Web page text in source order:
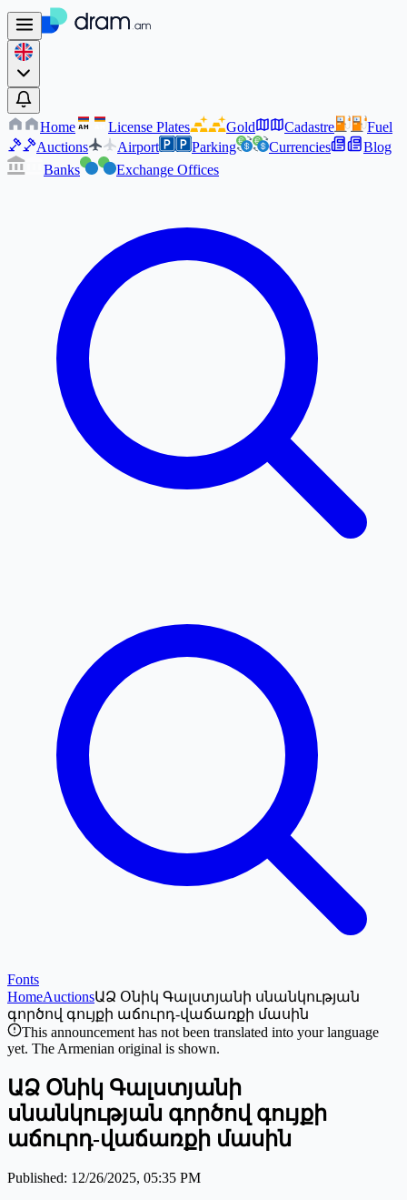
Home AM License Plates Gold Cadastre
Fuel
Auctions
Airport Parking Currencies
Blog
Banks
Exchange Offices
Fonts
HomeAuctionsԱՁ Օնիկ Գալստյանի սնանկության
գործով գույքի աճուրդ-վաճառքի մասին
This announcement has not been translated into your language
yet. The Armenian original is shown.
ԱՁ Օնիկ Գալստյանի
սնանկության գործով գույքի
աճուրդ-վաճառքի մասին
Published: 12/26/2025, 05:35 PM